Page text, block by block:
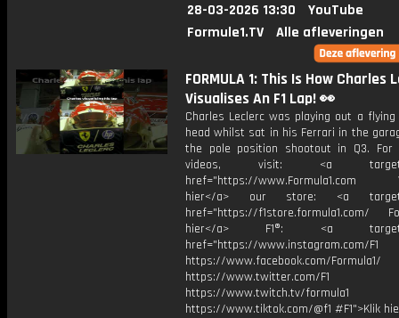
28-03-2026 13:30
YouTube
Formule1.TV
Alle afleveringen
FORMULA 1: This Is How Charles
Visualises An F1 Lap! 👀
Charles Leclerc was playing out a
head whilst sat in his Ferrari in the
the pole position shootout in Q3. For
videos, visit: <a
href="https://www.Formula1.com
hier</a> our store: <a
href="https://f1store.formula1.com/
hier</a> F1®: <a
href="https://www.instagram.com/F1
https://www.facebook.com/Formula1/
https://www.twitter.com/F1
https://www.twitch.tv/formula1
https://www.tiktok.com/@f1 #F1">Klik